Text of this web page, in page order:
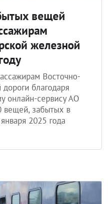
вещей
железной
Восточно-
благодаря
онлайн-сервису АО
забытых в
2025 года